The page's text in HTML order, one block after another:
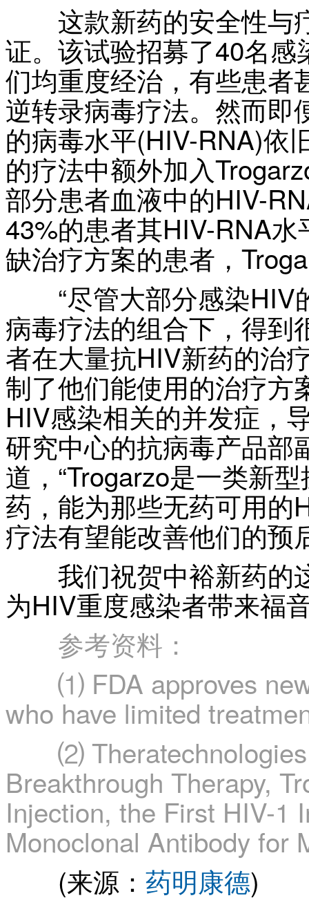
这款新药的安全性与
证。该试验招募了40名
们均重度经治，有些患者
逆转录病毒疗法。然而即
的病毒水平(HIV-RNA)依
的疗法中额外加入
部分患者血液中的HIV-
43%的患者其HIV-RNA
缺治疗方案的患者，
“尽管大部分感染HIV
病毒疗法的组合下，得到
者在大量抗HIV新药的治
制了他们能使用的治疗方
HIV感染相关的并发症，
研究中心的抗病毒产品部
道，“Trogarzo是一类新
药，能为那些无药可用的
疗法有望能改善他们的预
我们祝贺中裕新药的
为HIV重度感染者带来福
参考资料：
⑴ FDA approves new
who have limited
⑵ Theratechnologies
Breakthrough Therapy,
Injection, the First HIV-1
Monoclonal Antibody for
(来源： 药明康德)